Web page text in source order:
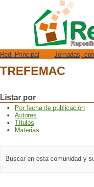
TREFEMAC
Repositorio Digital
Redi Principal → Jornadas,
TREFEMAC
Listar por
Por fecha de publicación
Autores
Títulos
Materias
Buscar en esta comunidad y